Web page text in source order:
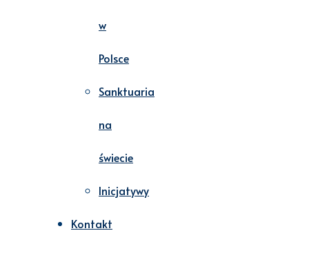
w
Polsce
Sanktuaria
na
świecie
Inicjatywy
Kontakt